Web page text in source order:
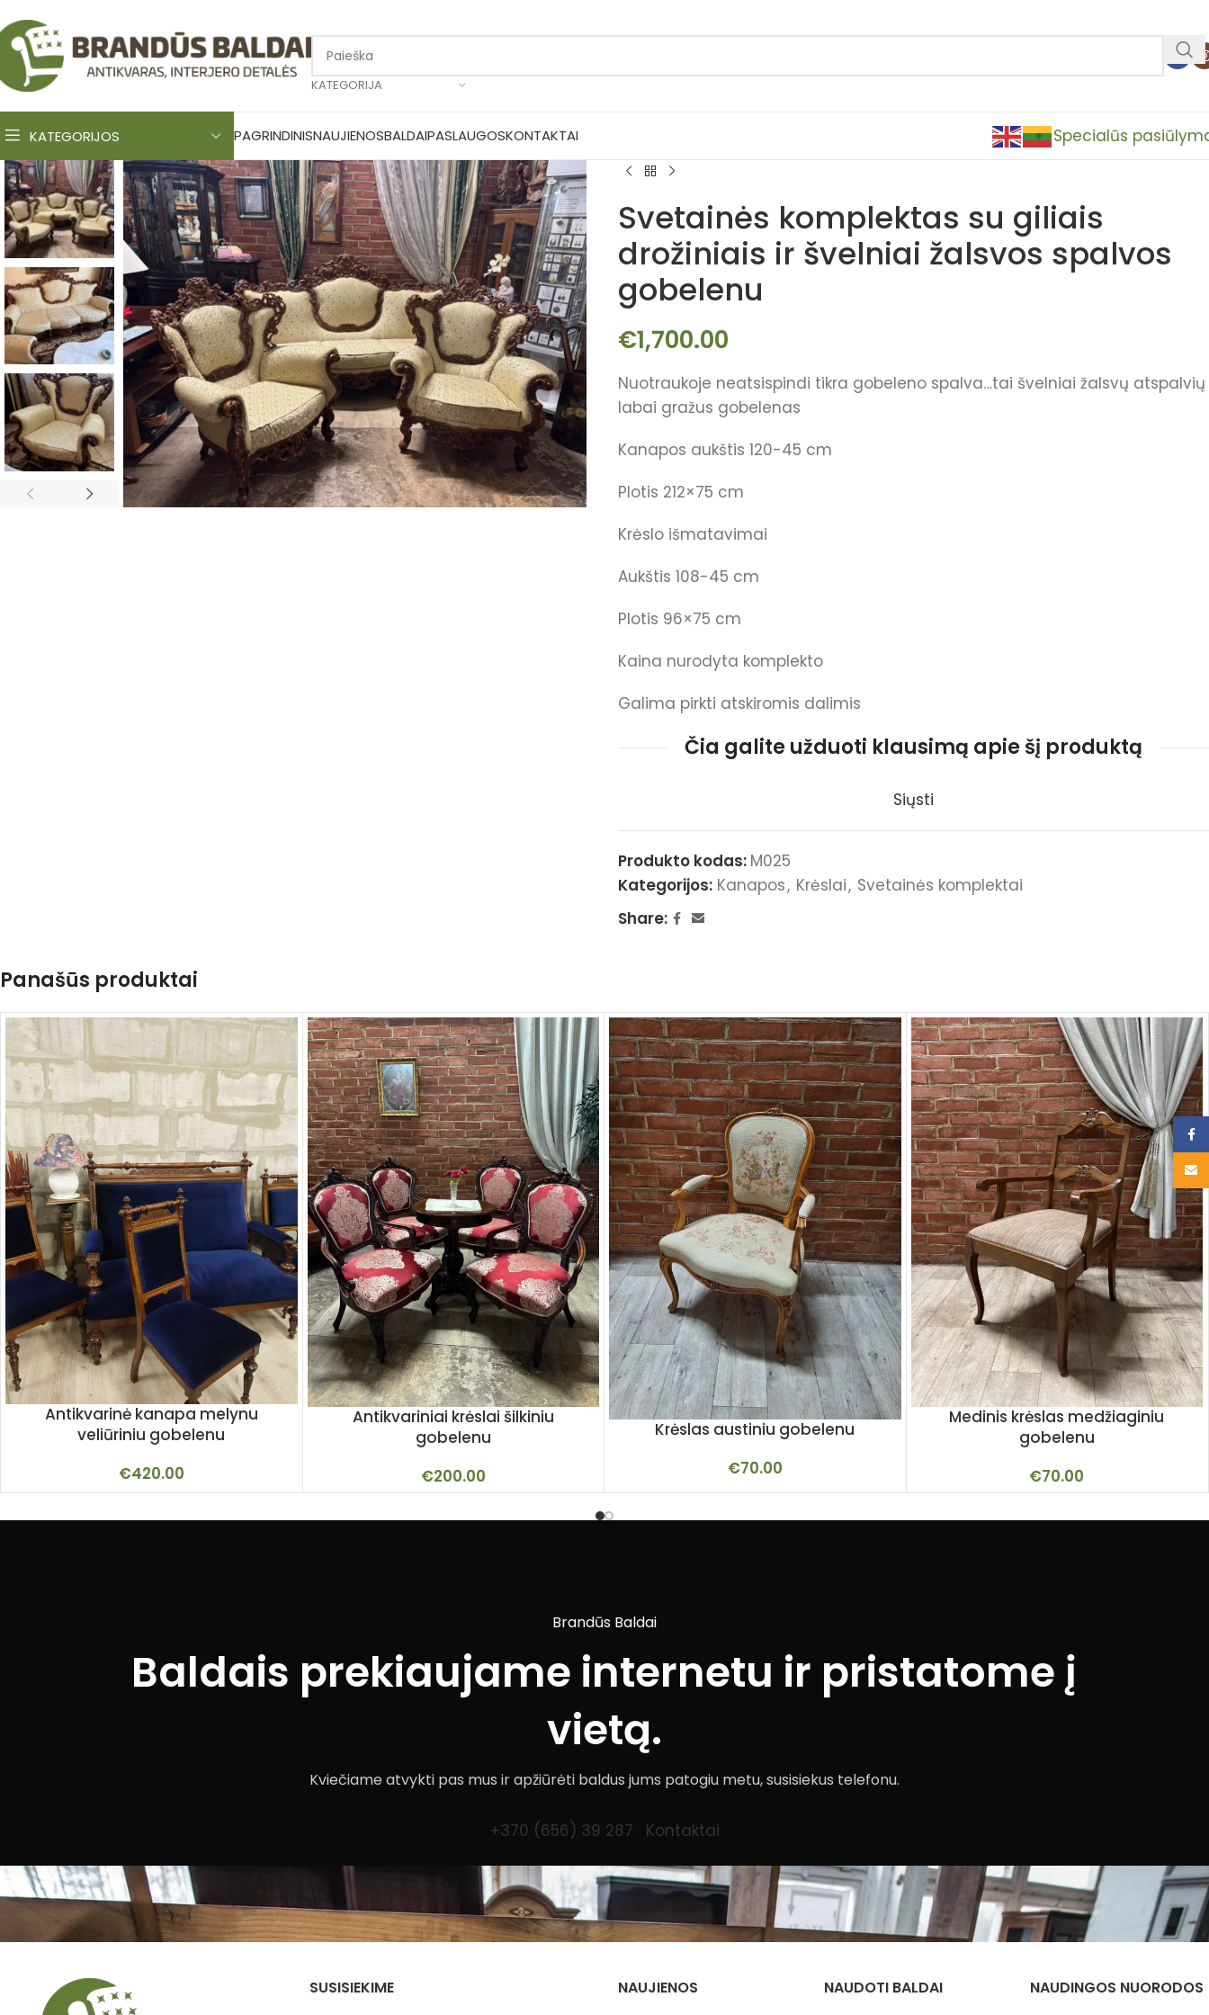
KATEGORIJA
KATEGORIJOS PAGRINDINISNAUJIENOSBALDAIPASLAUGOSKONTAKTAI Specialūs
Svetainės komplektas su giliais
drožiniais ir švelniai žalsvos spalvos
gobelenu
€1,700.00
Nuotraukoje neatsispindi tikra gobeleno spalva…tai švelniai žalsvų atspalvių
labai gražus gobelenas
Kanapos aukštis 120-45 cm
Plotis 212×75 cm
Krėslo išmatavimai
Aukštis 108-45 cm
Plotis 96×75 cm
Kaina nurodyta komplekto
Galima pirkti atskiromis dalimis
Čia galite užduoti klausimą apie šį produktą
Siųsti
Produkto kodas: M025
Kategorijos: Kanapos, Krėslai, Svetainės komplektai
Share:
Panašūs produktai
Antikvarinė kanapa melynu
veliūriniu gobelenu
€420.00
Antikvariniai krėslai šilkiniu
gobelenu
€200.00
Krėslas austiniu gobelenu
€70.00
Medinis krėslas medžiaginiu
gobelenu
€70.00
Brandūs Baldai
Baldais prekiaujame internetu ir pristatome į
vietą.
Kviečiame atvykti pas mus ir apžiūrėti baldus jums patogiu metu, susisiekus telefonu.
+370 (656) 39 287 Kontaktai
SUSISIEKIME NAUJIENOS NAUDOTI BALDAI NAUDINGOS NUORODOS
Email